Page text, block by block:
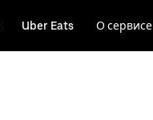
Uber Eats О сервисе